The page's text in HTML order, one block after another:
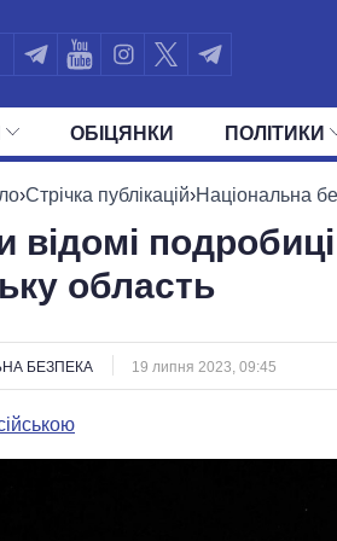
ОБIЦЯНКИ ПОЛIТИКИ
УСІ ПОЛІТИКИ ПРЕЗИДЕНТ І
›Стрічка публікацій›Національна
відомі
область
БЕЗПЕКА 19 липня 2023, 09:45